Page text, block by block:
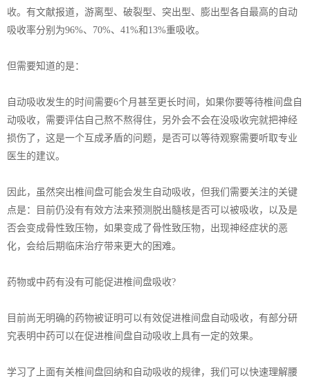
收。有文献报道，游离型、破裂型、突出型、膨出型各自最高的自动
吸收率分别为96%、70%、41%和13%重吸收。
但需要知道的是：
自动吸收发生的时间需要6个月甚至更长时间，如果你要等待椎间盘自
动吸收，需要评估自己熬不熬得住，另外会不会在没吸收完就把神经
损伤了，这是一个互成矛盾的问题，是否可以等待观察需要听取专业
医生的建议。
因此，虽然突出椎间盘可能会发生自动吸收，但我们需要关注的关键
点是：目前仍没有有效方法来预测脱出髓核是否可以被吸收，以及是
否会变成骨性致压物，如果变成了骨性致压物，出现神经症状的恶
化，会给后期临床治疗带来更大的困难。
药物或中药有没有可能促进椎间盘吸收?
目前尚无明确的药物被证明可以有效促进椎间盘自动吸收，有部分研
究表明中药可以在促进椎间盘自动吸收上具有一定的效果。
学习了上面有关椎间盘回纳和自动吸收的规律，我们可以快速理解腰